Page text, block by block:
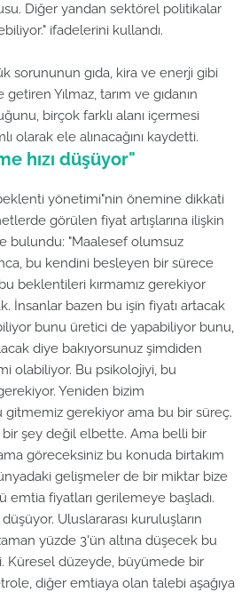
Diğer yandan sektörel politikalar
ifadelerini kullandı.
sorununun gıda, kira ve enerji gibi
Yılmaz, tarım ve gıdanın
birçok farklı alanı içermesi
olarak ele alınacağını kaydetti.
hızı düşüyor"
yönetimi"nin önemine dikkati
görülen fiyat artışlarına ilişkin
bulundu: "Maalesef olumsuz
bu kendini besleyen bir sürece
beklentileri kırmamız gerekiyor
İnsanlar bazen bu işin fiyatı artacak
bunu üretici de yapabiliyor bunu,
diye bakıyorsunuz şimdiden
olabiliyor. Bu psikolojiyi, bu
Yeniden bizim
gerekiyor ama bu bir süreç.
şey değil elbette. Ama belli bir
göreceksiniz bu konuda birtakım
gelişmeler de bir miktar bize
emtia fiyatları gerilemeye başladı.
Uluslararası kuruluşların
zaman yüzde 3'ün altına düşecek bu
Küresel düzeyde, büyümede bir
diğer emtiaya olan talebi aşağıya